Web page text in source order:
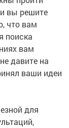
вы решите
что вам
поиска
вам
давите на
ваши идеи
для